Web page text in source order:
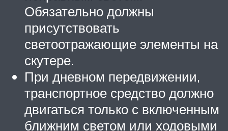
Обязательно должны
присутствовать
светоотражающие элементы на
скутере.
При дневном передвижении,
транспортное средство должно
двигаться только с включенным
ближним светом или ходовыми